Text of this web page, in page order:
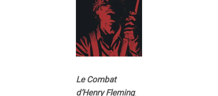
Le Combat
d’Henry Fleming.